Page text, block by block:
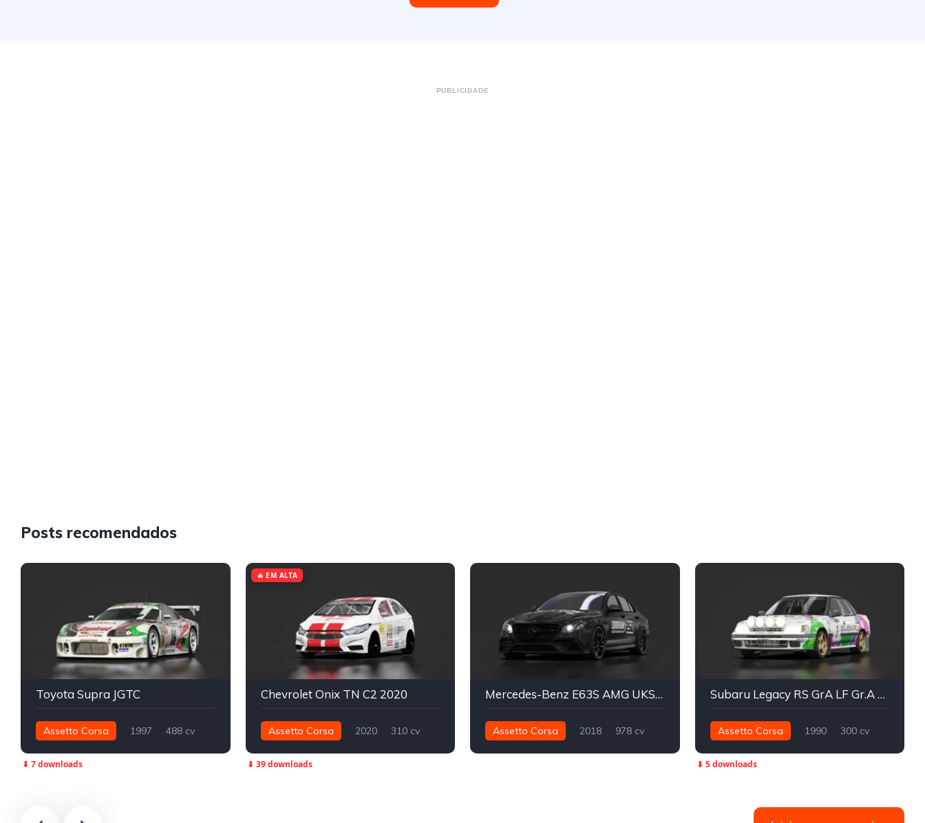
PUBLICIDADE
Posts recomendados
Toyota Supra JGTC
Assetto Corsa 1997
488 cv
Track
⬇ 7 downloads
Chevrolet Onix TN C2 2020
Assetto Corsa 2020
310 cv
Turismo Nacional
🔥 EM ALTA
⬇ 39 downloads
Mercedes-Benz E63S AMG UKSM DMO
Assetto Corsa 2018
978 cv
Subaru Legacy RS GrA LF Gr.A AWD
Assetto Corsa 1990
300 cv
Grupo A
⬇ 5 downloads